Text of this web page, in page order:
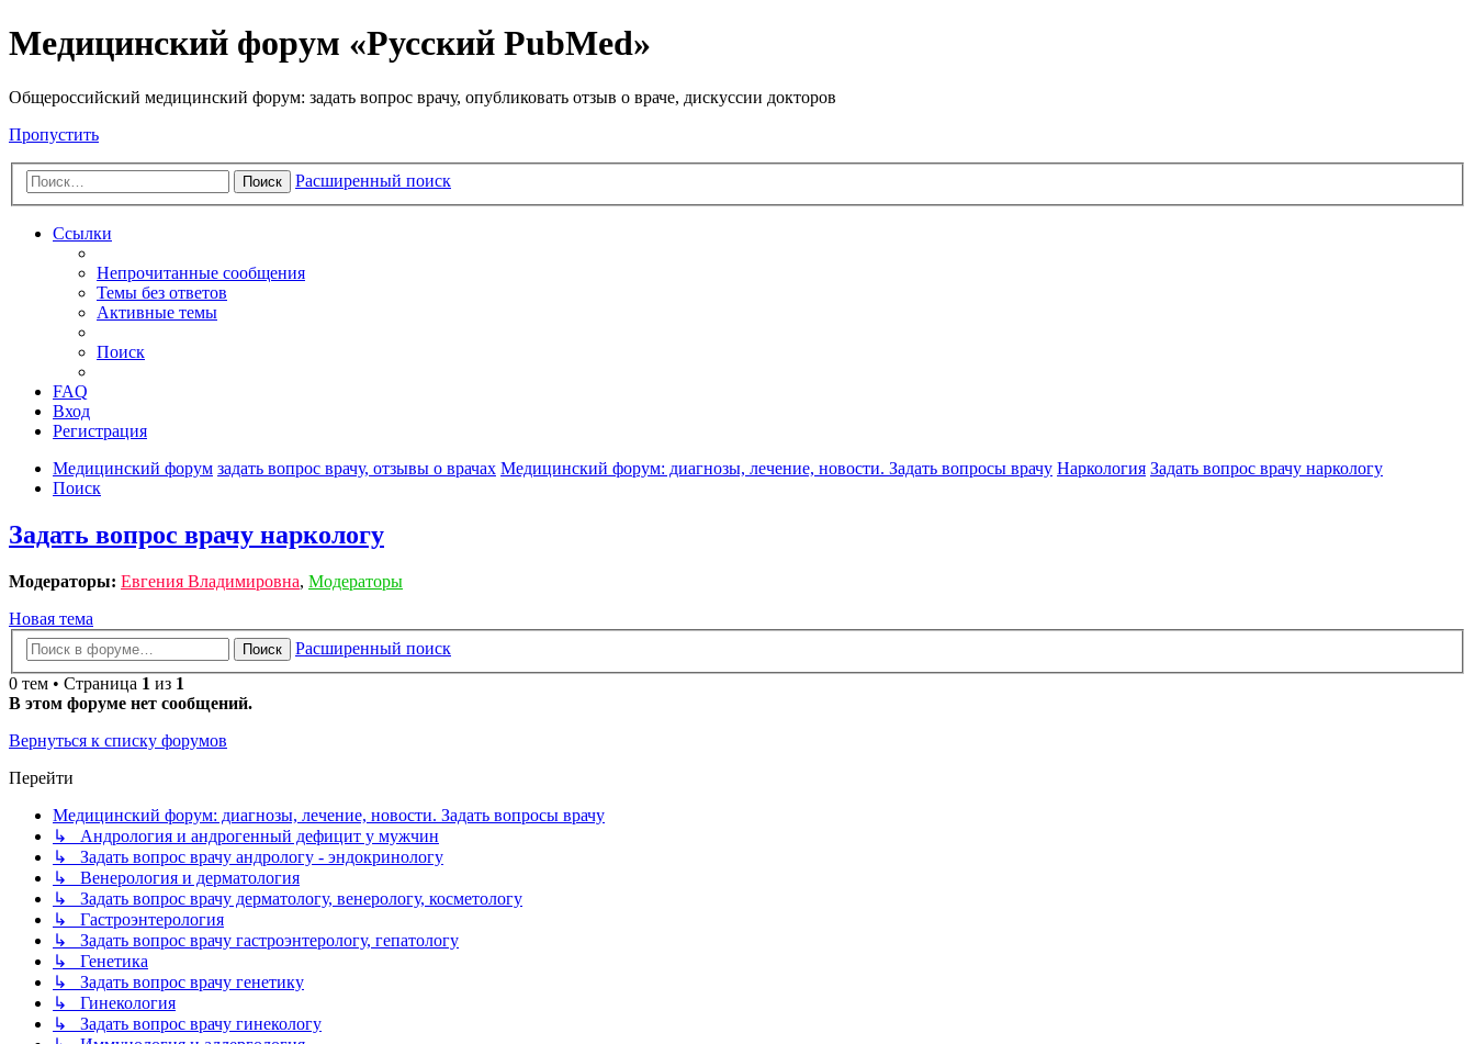
Медицинский форум «Русский PubMed»
Общероссийский медицинский форум: задать вопрос врачу, опубликовать отзыв о враче, дискуссии докторов
Пропустить
Поиск Расширенный поиск
Ссылки
Непрочитанные сообщения
Темы без ответов
Активные темы
Поиск
FAQ
Вход
Регистрация
Медицинский форум задать вопрос врачу, отзывы о врачах Медицинский форум: диагнозы, лечение, новости. Задать вопросы врачу Наркология Задать вопрос врачу наркологу
Поиск
Задать вопрос врачу наркологу
Модераторы: Евгения Владимировна, Модераторы
Новая тема
Поиск
Расширенный поиск
0 тем • Страница 1 из 1
В этом форуме нет сообщений.
Вернуться к списку форумов
Перейти
Медицинский форум: диагнозы, лечение, новости. Задать вопросы врачу
↳ Андрология и андрогенный дефицит у мужчин
↳ Задать вопрос врачу андрологу - эндокринологу
↳ Венерология и дерматология
↳ Задать вопрос врачу дерматологу, венерологу, косметологу
↳ Гастроэнтерология
↳ Задать вопрос врачу гастроэнтерологу, гепатологу
↳ Генетика
↳ Задать вопрос врачу генетику
↳ Гинекология
↳ Задать вопрос врачу гинекологу